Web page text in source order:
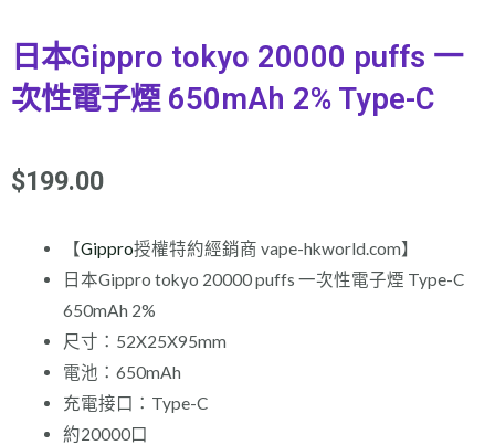
日本Gippro tokyo 20000 puffs 一
次性電子煙 650mAh 2% Type-C
$199.00
【Gippro授權特約經銷商 vape-hkworld.com】
日本Gippro tokyo 20000 puffs 一次性電子煙 Type-C
650mAh 2%
尺寸：52X25X95mm
電池：650mAh
充電接口：Type-C
約20000口